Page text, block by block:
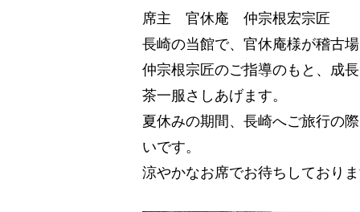
席主 官休庵 仲宗根宏宗匠
長崎の当館で、官休庵様が稽古
仲宗根宗匠のご指導のもと、成
茶一服さしあげます。
夏休みの期間、長崎へご旅行の
いです。
涼やかなお席でお待ちしており